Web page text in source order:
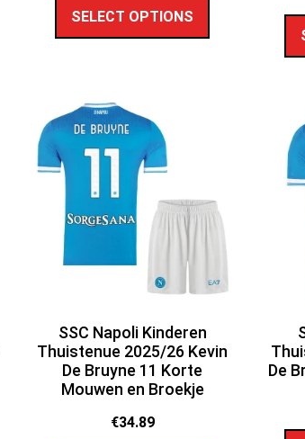
SELECT OPTIONS
SSC Napoli Kinderen
Thuistenue 2025/26 Kevin
De Bruyne 11 Korte
Mouwen en Broekje
€34.89
De